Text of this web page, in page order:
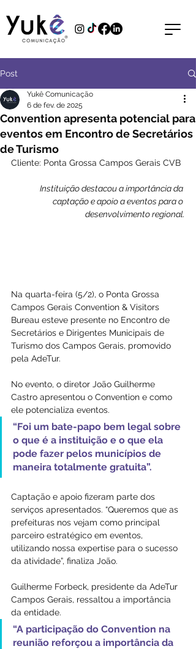
Post
Convention apresenta potencial para
eventos em Encontro de Secretários
de Turismo
Yukê Comunicação
6 de fev. de 2025
Cliente: Ponta Grossa Campos Gerais CVB
Instituição destacou a importância da
captação e apoio a eventos para o
desenvolvimento regional.
Na quarta-feira (5/2), o Ponta Grossa
Campos Gerais Convention & Visitors
Bureau esteve presente no Encontro de
Secretários e Dirigentes Municipais de
Turismo dos Campos Gerais, promovido
pela AdeTur.
No evento, o diretor João Guilherme
Castro apresentou o Convention e como
ele potencializa eventos.
“Foi um bate-papo bem legal sobre
o que é a instituição e o que ela
pode fazer pelos municípios de
maneira totalmente gratuita”.
Captação e apoio fizeram parte dos
serviços apresentados. “Queremos que as
prefeituras nos vejam como principal
parceiro estratégico em eventos,
utilizando nossa expertise para o sucesso
da atividade”, finaliza João.
Guilherme Forbeck, presidente da AdeTur
Campos Gerais, ressaltou a importância
da entidade.
“A participação do Convention na
reunião reforçou a importância da